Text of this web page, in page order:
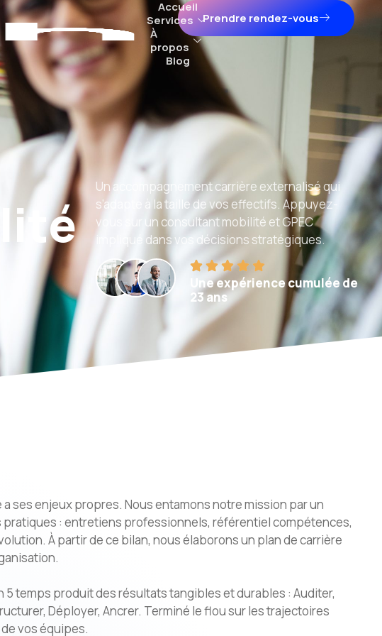
Accueil
Services
À
propos
Blog
Prendre rendez-vous
Un accompagnement carrière externalisé qui
s’adapte à la taille de vos effectifs. Appuyez-
vous sur un consultant mobilité et GPEC
impliqué dans vos décisions stratégiques.
Une expérience cumulée de
23 ans
ses enjeux propres. Nous entamons notre mission par un
pratiques : entretiens professionnels, référentiel compétences,
À partir de ce bilan, nous élaborons un plan de carrière
5 temps produit des résultats tangibles et durables : Auditer,
Déployer, Ancrer. Terminé le flou sur les trajectoires
vos équipes.